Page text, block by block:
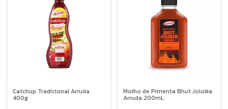
Catchup Tradicional Arruda
400g
Molho de Pimenta Bhut Jolokia
Arruda 200mL